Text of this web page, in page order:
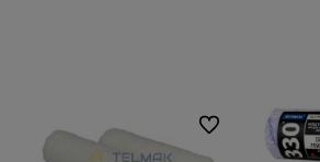
Do ulubionych